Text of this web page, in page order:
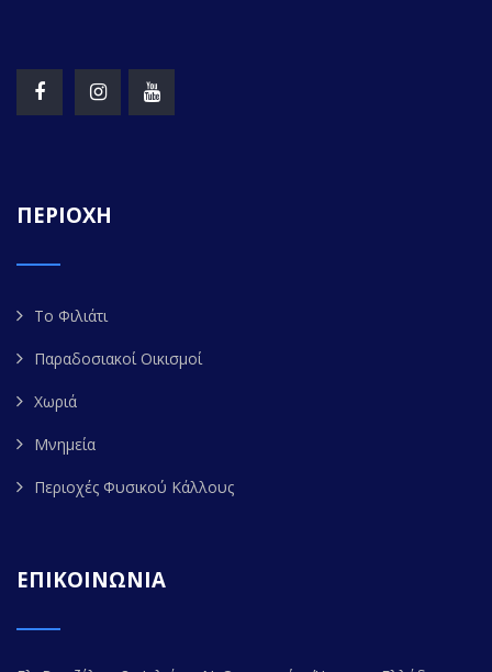
ΠΕΡΙΟΧΗ
Το Φιλιάτι
Παραδοσιακοί Οικισμοί
Χωριά
Μνημεία
Περιοχές Φυσικού Κάλλους
ΕΠΙΚΟΙΝΩΝΙΑ